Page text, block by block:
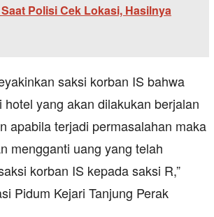
Polisi Cek Lokasi, Hasilnya
saksi korban IS bahwa
yang akan dilakukan berjalan
apabila terjadi permasalahan maka
mengganti uang yang telah
korban IS kepada saksi R,”
Pidum Kejari Tanjung Perak